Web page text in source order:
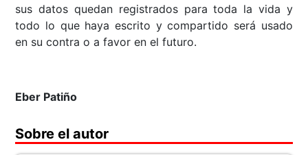
sus datos quedan registrados para toda la vida y
todo lo que haya escrito y compartido será usado
en su contra o a favor en el futuro.
Eber Patiño
Sobre el autor